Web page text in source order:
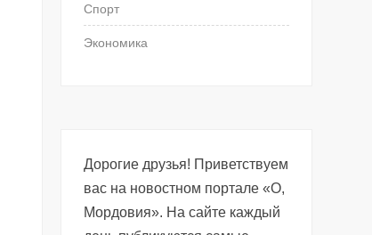
Спорт
Экономика
Дорогие друзья! Приветствуем
вас на новостном портале «О,
Мордовия». На сайте каждый